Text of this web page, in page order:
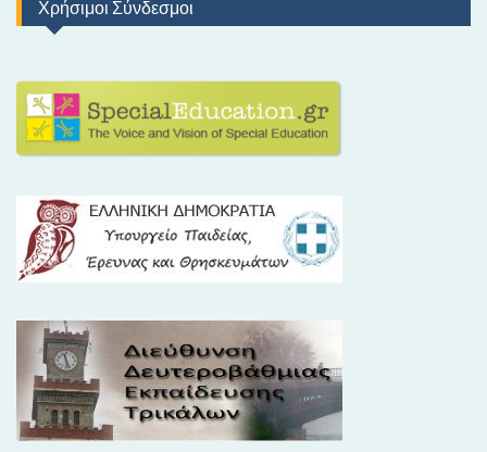
Χρήσιμοι Σύνδεσμοι